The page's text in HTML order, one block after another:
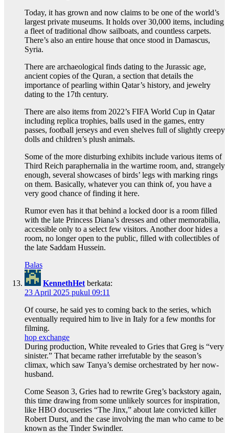
Today, it has grown and now claims to be one of the world’s
largest private museums. It holds over 30,000 items, including
a fleet of traditional dhow sailboats, and countless carpets.
There’s also an entire house that once stood in Damascus,
Syria.
There are archaeological finds dating to the Jurassic age,
ancient copies of the Quran, a section that details the
importance of pearling within Qatar’s history, and jewelry
dating to the 17th century.
There are also items from 2022’s FIFA World Cup in Qatar
including replica trophies, balls used in the games, entry
passes, football jerseys and even shelves full of slightly creepy
dolls and children’s plush animals.
Some of the more disturbing exhibits include various items of
Third Reich paraphernalia in the wartime room, and, strangely
enough, several showcases of birds’ legs with marking rings
on them. Basically, whatever you can think of, you have a
very good chance of finding it here.
Rumor even has it that behind a locked door is a room filled
with the late Princess Diana’s dresses and other memorabilia,
accessible only to a select few visitors. Another door hides a
room, no longer open to the public, filled with collectibles of
the late Saddam Hussein.
Balas
KennethHet berkata:
23 April 2025 pukul 09:11
Of course, he said yes to coming back to the series, which
eventually required him to live in Italy for a few months for
filming.
hop exchange
During production, White revealed to Gries that Greg is “very
sinister.” That became rather irrefutable by the season’s
climax, which saw Tanya’s demise orchestrated by her now-
husband.
Come Season 3, Gries had to rewrite Greg’s backstory again,
this time drawing from some unlikely sources for inspiration,
like HBO docuseries “The Jinx,” about late convicted killer
Robert Durst, and the case involving the man who came to be
known as the Tinder Swindler.